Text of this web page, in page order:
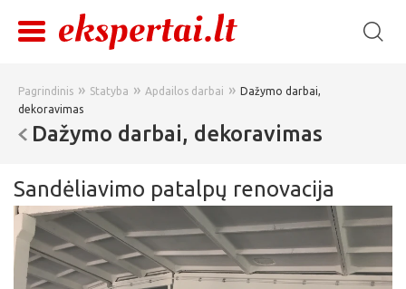
Pagrindinis » Statyba » Apdailos darbai » Dažymo darbai,
dekoravimas
Dažymo darbai, dekoravimas
Sandėliavimo patalpų renovacija